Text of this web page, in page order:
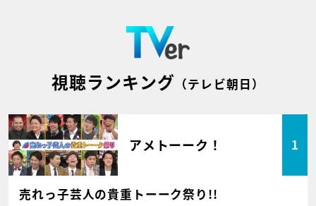
視聴ランキング （テレビ朝日）
アメトーーク！ 1
売れっ子芸人の貴重トーーク祭り!!